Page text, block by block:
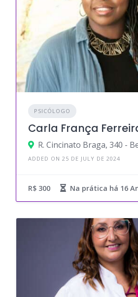
PSICÓLOGO
Carla França
ADDED ON 25 DE JULY DE 2024
R$ 300 Na prática há 16